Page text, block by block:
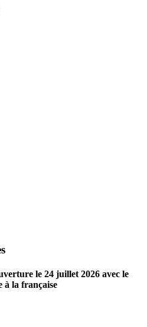
le 24 juillet 2026 avec le
à la française